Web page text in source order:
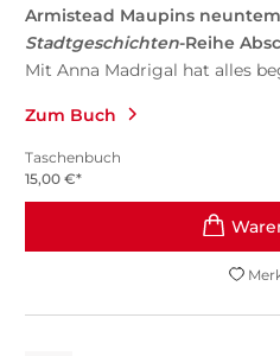
Armistead Maupins
Stadtgeschichten-Reihe
Mit Anna Madrigal hat alles
Zum Buch
Taschenbuch
15,00 €*